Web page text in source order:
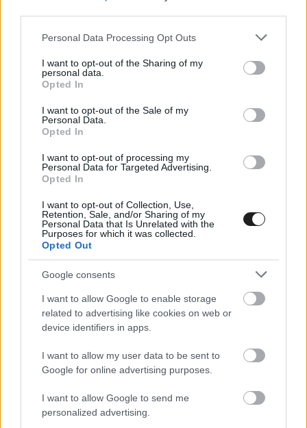
Please note that this website/app uses one or more Google
not limited to your visit or usage behaviour. You may click to
grant or deny consent to Google and its third-party tags to
use your data for below specified purposes in below Google
consent section.
Personal Data Processing Opt Outs
I want to opt-out of the Sharing of my
personal data.
Opted In
I want to opt-out of the Sale of my
Personal Data.
Opted In
I want to opt-out of processing my
Personal Data for Targeted Advertising.
Opted In
I want to opt-out of Collection, Use,
Retention, Sale, and/or Sharing of my
Personal Data that Is Unrelated with the
Purposes for which it was collected.
Opted Out
Google consents
I want to allow Google to enable storage
related to advertising like cookies on web or
device identifiers in apps.
I want to allow my user data to be sent to
Google for online advertising purposes.
I want to allow Google to send me
personalized advertising.
Az elődöntőben aztán nem lehetett megállítani a
McLaren és az egész F1-történelem egyik
legismertebb párosát: Prost Häkkinennél kapott
több szavazatot, Senna pedig Hamiltonnál – ne
feledjük, a brit a hét vb-címéből csak egyet
szerzett a wokingi csapatnál, ebben a
szavazásban pedig csak ez volt releváns.
A Senna–Prost páros, akik 1988-ban és 1989-ben
ádáz csatában osztoztat egy-egy világbajnoki
címen, de összességében mindketten három-